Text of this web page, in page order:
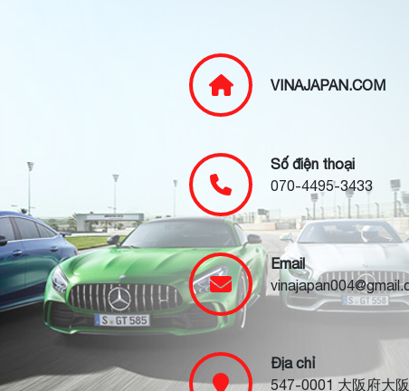
VINAJAPAN.COM
Số điện thoại
070-4495-3433
Email
Địa chỉ
547-0001 大阪府大